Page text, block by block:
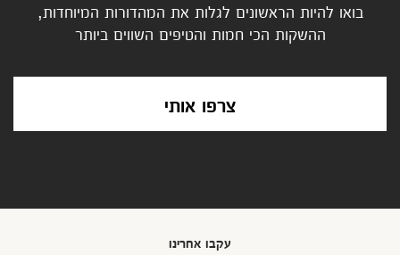
בואו להיות הראשונים לגלות את המהדורות המיוחדות,
ההשקות הכי חמות והטיפים השווים ביותר
צרפו אותי
עקבו אחרינו